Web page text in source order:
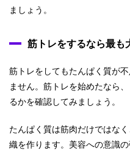
ましょう。
筋トレをするなら最も
筋トレをしてもたんぱく質が
ません。筋トレを始めたなら
るかを確認してみましょう。
たんぱく質は筋肉だけではな
織を作ります。美容への意識